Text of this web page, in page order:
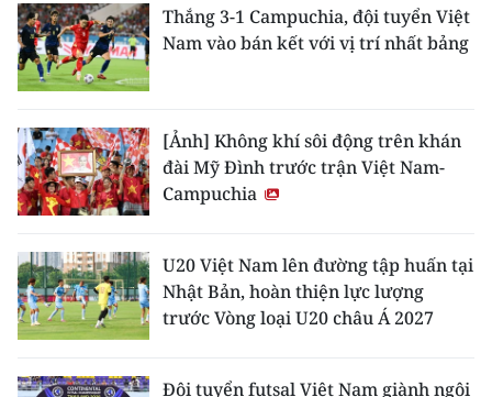
Thắng 3-1 Campuchia, đội tuyển Việt
Nam vào bán kết với vị trí nhất bảng
[Ảnh] Không khí sôi động trên khán
đài Mỹ Đình trước trận Việt Nam-
Campuchia
U20 Việt Nam lên đường tập huấn tại
Nhật Bản, hoàn thiện lực lượng
trước Vòng loại U20 châu Á 2027
Đội tuyển futsal Việt Nam giành ngôi